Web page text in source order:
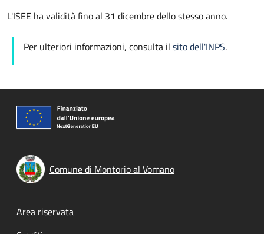
L'ISEE ha validità fino al 31 dicembre dello stesso anno.
Per ulteriori informazioni, consulta il sito dell'INPS.
Comune di Montorio al Vomano
Footer menu
Area riservata